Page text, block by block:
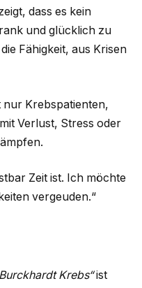
dass es kein
und glücklich zu
Fähigkeit, aus Krisen
nur Krebspatienten,
Verlust, Stress oder
Zeit ist. Ich möchte
vergeuden.“
Krebs“ist